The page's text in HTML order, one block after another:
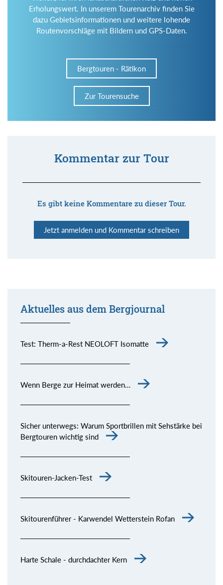
Erholungswert. In unserem Tourenarchiv finden Sie
dazu Gebietsinformationen und weitere lohende
Routenvorschläge mit Bildern und GPS-Daten.
Bergtouren - Rätikon
Zur Tourensuche
Kommentar zur Tour
Es gibt keine Kommentare zu dieser Tour.
Jetzt anmelden und Kommentar schreiben
Aktuelles aus dem Bergjournal
Test: Therm-a-Rest NEOLOFT Isomatte
Wenn Berge zur Heimat werden…
Sicher unterwegs: Warum Sportbrillen mit Sehstärke bei
Bergtouren wichtig sind
Skitouren-Jacken-Test
Skitourenführer - Karwendel Wetterstein Rofan
Harte Schale - durchdachter Kern